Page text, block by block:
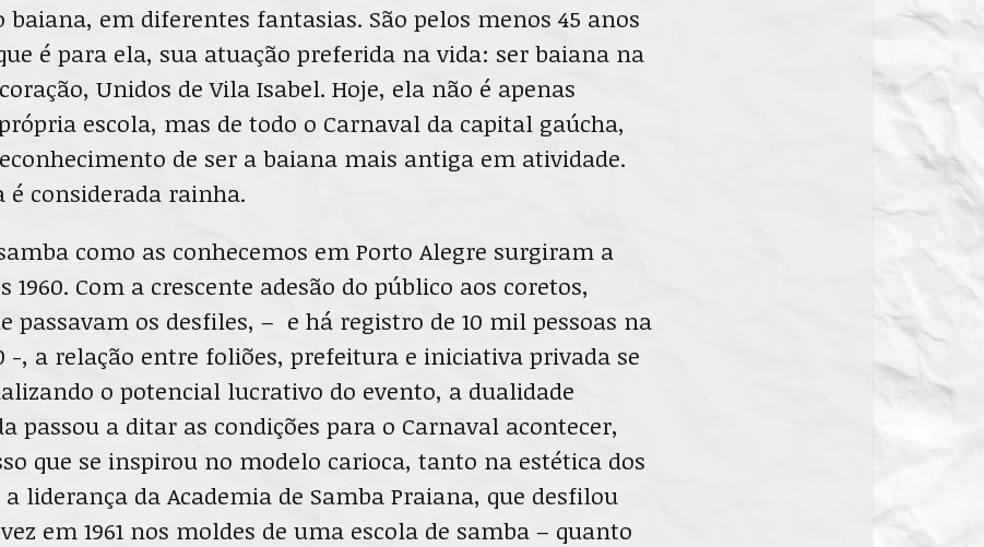
baiana, em diferentes fantasias. São pelos menos 45 anos
é para ela, sua atuação preferida na vida: ser baiana na
Unidos de Vila Isabel. Hoje, ela não é apenas
escola, mas de todo o Carnaval da capital gaúcha,
de ser a baiana mais antiga em atividade.
é considerada rainha.
como as conhecemos em Porto Alegre surgiram a
1960. Com a crescente adesão do público aos coretos,
passavam os desfiles, – e há registro de 10 mil pessoas na
-, a relação entre foliões, prefeitura e iniciativa privada se
o potencial lucrativo do evento, a dualidade
passou a ditar as condições para o Carnaval acontecer,
que se inspirou no modelo carioca, tanto na estética dos
liderança da Academia de Samba Praiana, que desfilou
em 1961 nos moldes de uma escola de samba – quanto